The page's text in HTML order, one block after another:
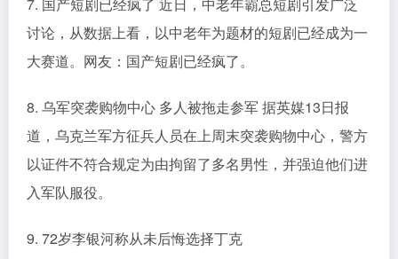
7. 国产短剧已经疯了 近日，中老年霸总短剧引发广泛
讨论，从数据上看，以中老年为题材的短剧已经成为一
大赛道。网友：国产短剧已经疯了。
8. 乌军突袭购物中心 多人被拖走参军 据英媒13日报
道，乌克兰军方征兵人员在上周末突袭购物中心，警方
以证件不符合规定为由拘留了多名男性，并强迫他们进
入军队服役。
9. 72岁李银河称从未后悔选择丁克